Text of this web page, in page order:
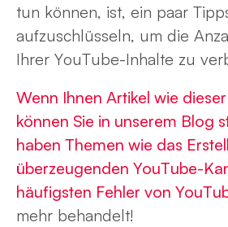
tun können, ist, ein paar
aufzuschlüsseln, um die
Ihrer YouTube-Inhalte zu
Wenn Ihnen Artikel wie
können Sie in unserem Blog
haben Themen wie das
überzeugenden YouTube-
häufigsten Fehler von
mehr behandelt!